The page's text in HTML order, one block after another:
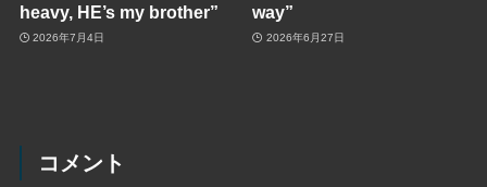
heavy, HE’s my brother”
2026年7月4日
way”
2026年6月27日
コメント